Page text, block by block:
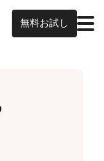
無料お試し